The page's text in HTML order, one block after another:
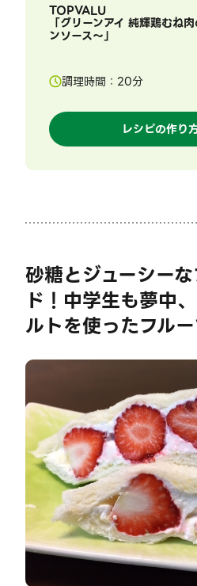
TOPVALU
「グリーンアイ 純輝鶏むね
ンソース～」
調理時間： 20分
レシピの作り
砂糖とジューシー
ド！中学生も夢中
ルトを使ったフル